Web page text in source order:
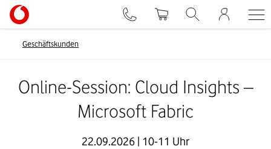
Geschäftskunden
Online-Session: Cloud Insights –
Microsoft Fabric
22.09.2026 | 10-11 Uhr